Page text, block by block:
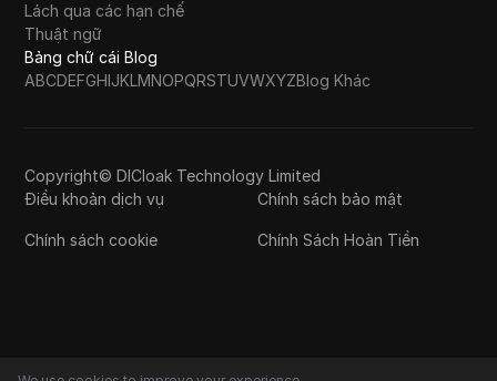
Lách qua các hạn chế
Thuật ngữ
Bảng chữ cái Blog
ABCDEFGHIJKLMNOPQRSTUVWXYZBlog Khác
Copyright© DICloak Technology Limited
Điều khoản dịch vụ
Chính sách bảo mật
Chính sách cookie Chính Sách Hoàn Tiền